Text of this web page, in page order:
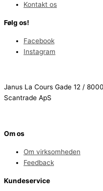
Kontakt os
Følg os!
Facebook
Instagram
Janus La Cours Gade 12 /
Scantrade ApS
Om os
Om virksomheden
Feedback
Kundeservice